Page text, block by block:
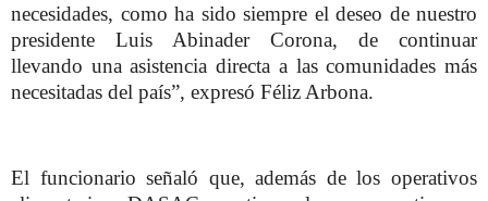
necesidades, como ha sido siempre el deseo de nuestro
presidente Luis Abinader Corona, de continuar
llevando una asistencia directa a las comunidades más
necesitadas del país”, expresó Féliz Arbona.
El funcionario señaló que, además de los operativos